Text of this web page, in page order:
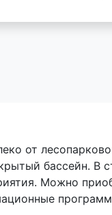
от
бассейн. В
Можно